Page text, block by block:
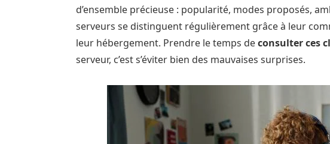
d’ensemble précieuse : popularité, modes proposés,
serveurs se distinguent régulièrement grâce à leur
leur hébergement. Prendre le temps deconsulter ces
serveur, c’est s’éviter bien des mauvaises surprises.